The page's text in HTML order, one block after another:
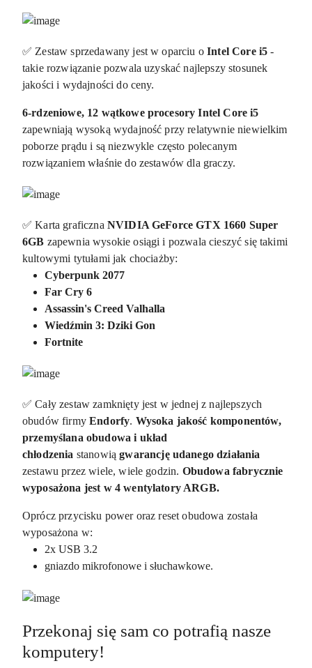
✅ Zestaw sprzedawany jest w oparciu oIntel Core i5 -
takie rozwiązanie pozwala uzyskać najlepszy stosunek
jakości i wydajności do ceny.
6-rdzeniowe, 12 wątkowe procesory Intel Core i5
zapewniają wysoką wydajność przy relatywnie niewielkim
poborze prądu i są niezwykle często polecanym
rozwiązaniem właśnie do zestawów dla graczy.
✅ Karta graficzna NVIDIA GeForce GTX 1660 Super
6GB zapewnia wysokie osiągi i pozwala cieszyć się takimi
kultowymi tytułami jak chociażby:
Cyberpunk 2077
Far Cry 6
Assassin's Creed Valhalla
Wiedźmin 3: Dziki Gon
Fortnite
✅ Cały zestaw zamknięty jest w jednej z najlepszych
obudów firmyEndorfy. Wysoka jakość komponentów,
przemyślana obudowa i układ
chłodzenia stanowią gwarancję udanego działania
zestawu przez wiele, wiele godzin. Obudowa fabrycznie
wyposażona jest w 4 wentylatory ARGB.
Oprócz przycisku power oraz reset obudowa została
wyposażona w:
2x USB 3.2
gniazdo mikrofonowe i słuchawkowe.
Przekonaj się sam co potrafią nasze
komputery!